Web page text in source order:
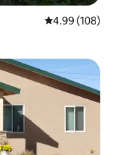
レビュー108
4.99 (108)